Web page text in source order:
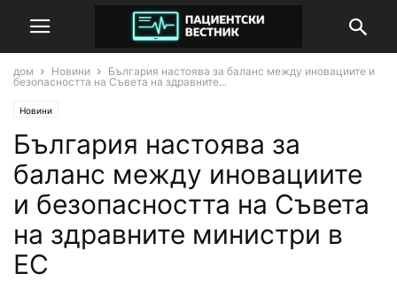
дом Новини
България настоява за баланс между иновациите и
безопасността на Съвета на здравните...
Новини
България настоява за
баланс между иновациите
и безопасността на Съвета
на здравните министри в
ЕС